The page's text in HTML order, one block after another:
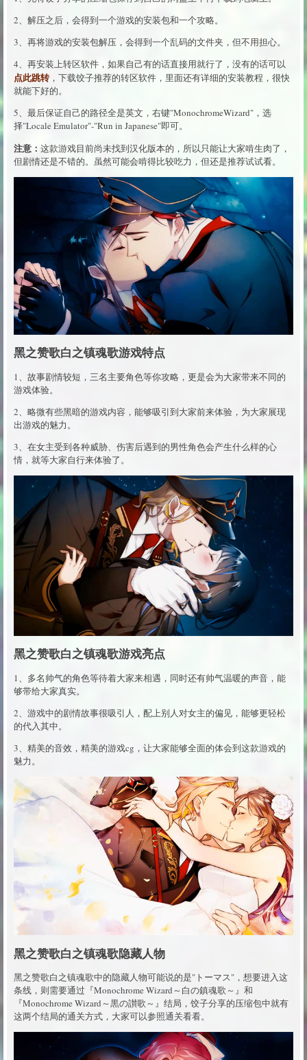
2、解压之后，会得到一个游戏的安装包和一个攻略。
3、再将游戏的安装包解压，会得到一个乱码的文件夹，但不用担心。
4、再安装上转区软件，如果自己有的话直接用就行了，没有的话可以
点此跳转，下载饺子推荐的转区软件，里面还有详细的安装教程，很快
就能下好的。
5、最后保证自己的路径全是英文，右键"MonochromeWizard"，选
择"Locale Emulator"-"Run in Japanese"即可。
注意： 这款游戏目前尚未找到汉化版本的，所以只能让大家啃生肉了，
但剧情还是不错的。虽然可能会啃得比较吃力，但还是推荐试试看。
黑之赞歌白之镇魂歌游戏特点
1、故事剧情较短，三名主要角色等你攻略，更是会为大家带来不同的
游戏体验。
2、略微有些黑暗的游戏内容，能够吸引到大家前来体验，为大家展现
出游戏的魅力。
3、在女主受到各种威胁、伤害后遇到的男性角色会产生什么样的心
情，就等大家自行来体验了。
黑之赞歌白之镇魂歌游戏亮点
1、多名帅气的角色等待着大家来相遇，同时还有帅气温暖的声音，能
够带给大家真实。
2、游戏中的剧情故事很吸引人，配上别人对女主的偏见，能够更轻松
的代入其中。
3、精美的音效，精美的游戏cg，让大家能够全面的体会到这款游戏的
魅力。
黑之赞歌白之镇魂歌隐藏人物
黑之赞歌白之镇魂歌中的隐藏人物可能说的是"トーマス"，想要进入这
条线，则需要通过『Monochrome Wizard～白の鎮魂歌～』和
『Monochrome Wizard～黒の讃歌～』结局，饺子分享的压缩包中就有
这两个结局的通关方式，大家可以参照通关看看。